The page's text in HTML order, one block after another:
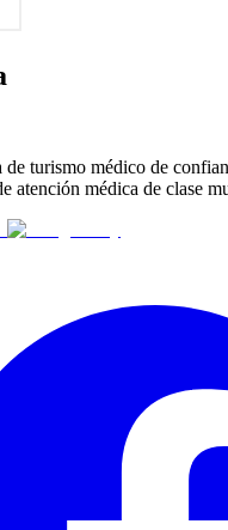
de turismo médico de
atención médica de clase